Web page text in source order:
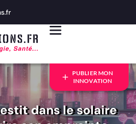
PUBLIER MON
INNOVATION
dans le solaire